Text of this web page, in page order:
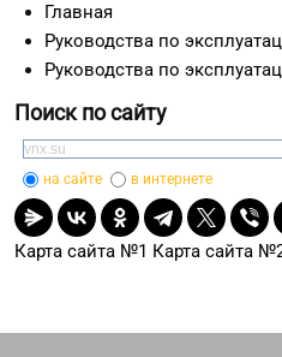
Главная
Руководства по
Руководства по
Поиск по сайту
на сайте в интернете
Карта сайта №1 Карта сайта